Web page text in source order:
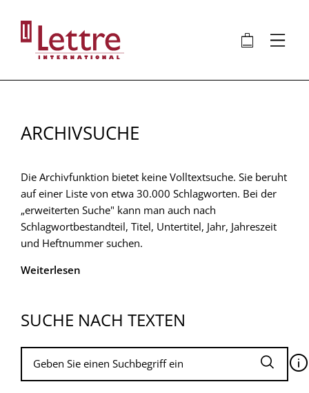
Inhalt
🛍 ⋮
ARCHIVSUCHE
Die Archivfunktion bietet keine Volltextsuche. Sie beruht
auf einer Liste von etwa 30.000 Schlagworten. Bei der
„erweiterten Suche" kann man auch nach
Schlagwortbestandteil, Titel, Untertitel, Jahr, Jahreszeit
und Heftnummer suchen.
Weiterlesen
SUCHE NACH TEXTEN
🛈